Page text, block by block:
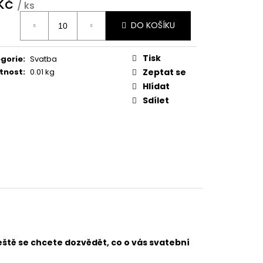
/ ks
DO KOŠÍKU
: Svatba
: 0.01 kg
Tisk
Zeptat se
Hlídat
Sdílet
se chcete dozvědět, co o vás svatební